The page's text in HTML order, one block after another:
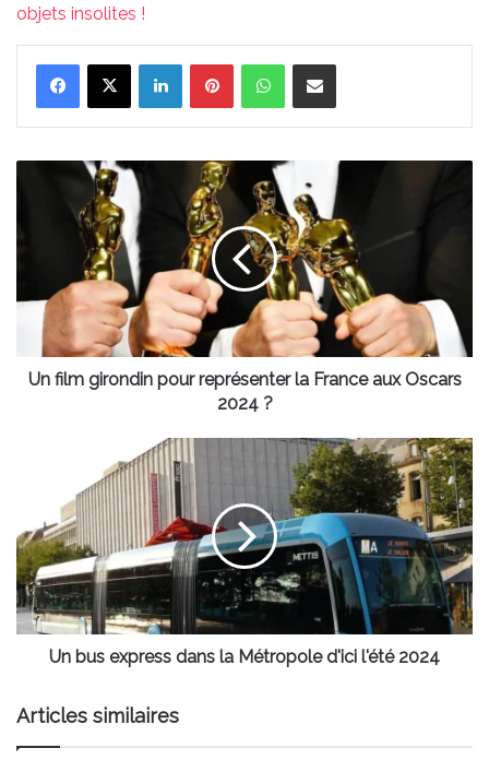
objets insolites !
LinkedinPinterestWhatsAppPartager par email
représenter
France
Oscars
2024
Un film girondin pour représenter la France aux Oscars
2024 ?
la
Métropole
d'ici
l'été
2024
Un bus express dans la Métropole d'ici l'été 2024
Articles similaires